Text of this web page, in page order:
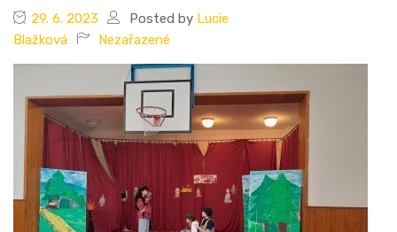
29. 6. 2023 Posted by Lucie
Blažková
Nezařazené